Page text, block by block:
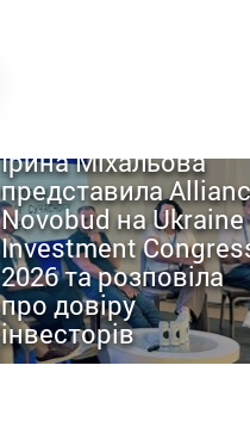
Ірина Міхальова
представила
Novobud на Ukraine
Investment
2026 та розповіла
про довіру
інвесторів